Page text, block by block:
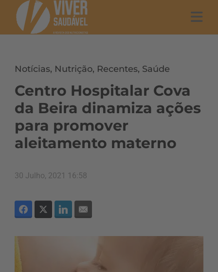
Notícias, Nutrição, Recentes, Saúde
Centro Hospitalar Cova
da Beira dinamiza ações
para promover
aleitamento materno
30 Julho, 2021 16:58